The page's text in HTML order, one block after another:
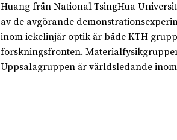
Huang från National TsingHua
av de avgörande
inom ickelinjär optik är både KTH
forskningsfronten.
Uppsalagruppen är världsledande